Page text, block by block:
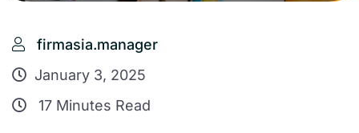
firmasia.manager
January 3, 2025
17 Minutes Read